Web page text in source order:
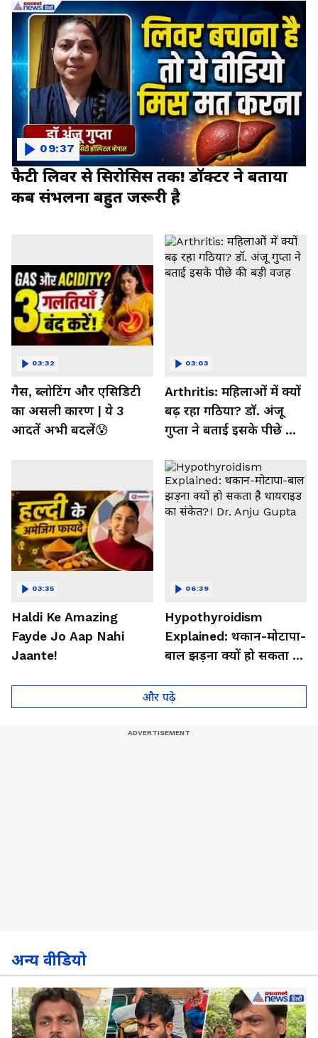
फैटी लिवर से सिरोसिस तक! डॉक्टर ने बताया
कब संभलना बहुत जरूरी है
09:37
गैस, ब्लोटिंग और एसिडिटी
का असली कारण | ये 3
आदतें अभी बदलें😰
03:32
Arthritis: महिलाओं में क्यों
बढ़ रहा गठिया? डॉ. अंजू
गुप्ता ने बताई इसके पीछे की
03:03
Haldi Ke Amazing
Fayde Jo Aap Nahi
Jaante!
03:35
Hypothyroidism
Explained: थकान-मोटापा-
बाल झड़ना क्यों हो सकता है
Anju Gupta
06:39
और पढ़े
अन्य वीडियो